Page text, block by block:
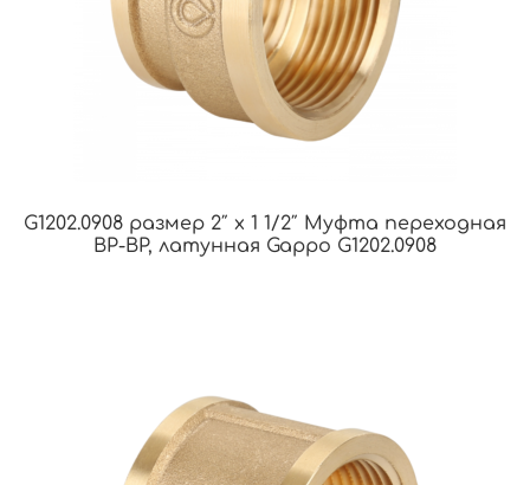
G1202.0908 размер 2″ х 1 1/2″ Муфта переходная
ВР-ВР, латунная Gappo G1202.0908